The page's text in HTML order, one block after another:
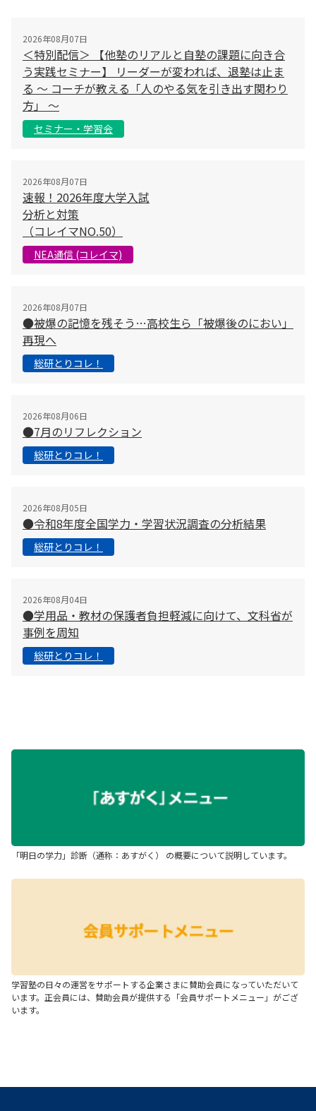
2026年08月07日
＜特別配信＞ 【他塾のリアルと自塾の課題に向き合
う実践セミナー】 リーダーが変われば、退塾は止ま
る 〜 コーチが教える「人のやる気を引き出す関わり
方」 〜
セミナー・学習会
2026年08月07日
速報！2026年度大学入試
分析と対策
（コレイマNO.50）
NEA通信 (コレイマ)
2026年08月07日
●被爆の記憶を残そう…高校生ら「被爆後のにおい」
再現へ
総研とりコレ！
2026年08月06日
●7月のリフレクション
総研とりコレ！
2026年08月05日
●令和8年度全国学力・学習状況調査の分析結果
総研とりコレ！
2026年08月04日
●学用品・教材の保護者負担軽減に向けて、文科省が
事例を周知
総研とりコレ！
「明日の学力」診断（通称：あすがく） の概要について説明しています。
学習塾の日々の運営をサポートする企業さまに賛助会員になっていただいて
います。正会員には、賛助会員が提供する「会員サポートメニュー」がござ
います。